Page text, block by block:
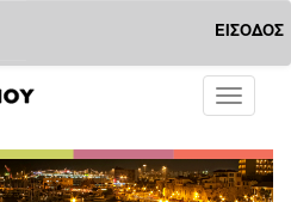
ΕΙΣΟΔΟΣ
Toggle